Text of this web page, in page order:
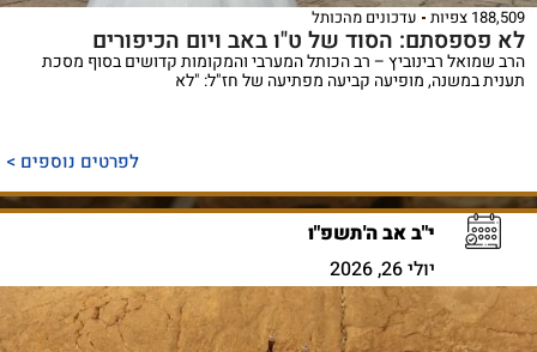
188,509 צפיות עדכונים מהכותל
לא פספסתם: הסוד של ט"ו באב ויום הכיפורים
הרב שמואל רבינוביץ – רב הכותל המערבי והמקומות קדושים בסוף מסכת
תענית במשנה, מופיעה קביעה מפתיעה של חז"ל: "לא
לפרטים נוספים >
י"ב אב ה'תשפ"ו
יולי 26, 2026